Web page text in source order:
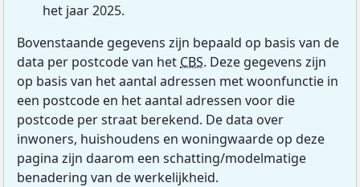
het jaar 2025.
Bovenstaande gegevens zijn bepaald op basis van de
data per postcode van het CBS. Deze gegevens zijn
op basis van het aantal adressen met woonfunctie in
een postcode en het aantal adressen voor die
postcode per straat berekend. De data over
inwoners, huishoudens en woningwaarde op deze
pagina zijn daarom een schatting/modelmatige
benadering van de werkelijkheid.